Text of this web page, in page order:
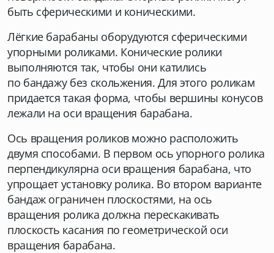
быть сферическими и коническими.
Лёгкие барабаны оборудуются сферическими
упорными роликами. Конические ролики
выполняются так, чтобы они катились
по бандажу без скольжения. Для этого роликам
придается такая форма, чтобы вершины конусов
лежали на оси вращения барабана.
Ось вращения роликов можно расположить
двумя способами. В первом ось упорного ролика
перпендикулярна оси вращения барабана, что
упрощает установку ролика. Во втором варианте
бандаж ограничен плоскостями, на ось
вращения ролика должна перескакивать
плоскость касания по геометрической оси
вращения барабана.